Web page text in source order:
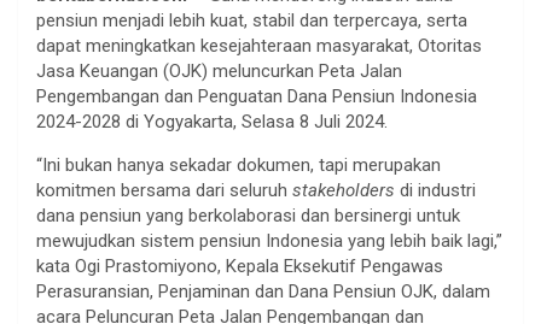
pensiun menjadi lebih kuat, stabil dan terpercaya, serta
dapat meningkatkan kesejahteraan masyarakat, Otoritas
Jasa Keuangan (OJK) meluncurkan Peta Jalan
Pengembangan dan Penguatan Dana Pensiun Indonesia
2024-2028 di Yogyakarta, Selasa 8 Juli 2024.
“Ini bukan hanya sekadar dokumen, tapi merupakan
komitmen bersama dari seluruh stakeholders di industri
dana pensiun yang berkolaborasi dan bersinergi untuk
mewujudkan sistem pensiun Indonesia yang lebih baik lagi,”
kata Ogi Prastomiyono, Kepala Eksekutif Pengawas
Perasuransian, Penjaminan dan Dana Pensiun OJK, dalam
acara Peluncuran Peta Jalan Pengembangan dan